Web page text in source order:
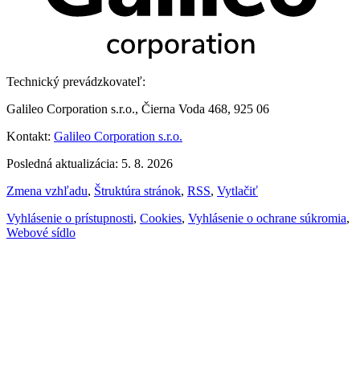
Technický prevádzkovateľ:
Galileo Corporation s.r.o., Čierna Voda 468, 925 06
Kontakt: Galileo Corporation s.r.o.
Posledná aktualizácia: 5. 8. 2026
Zmena vzhľadu, Štruktúra stránok, RSS, Vytlačiť
Vyhlásenie o prístupnosti, Cookies, Vyhlásenie o ochrane súkromia,
Webové sídlo